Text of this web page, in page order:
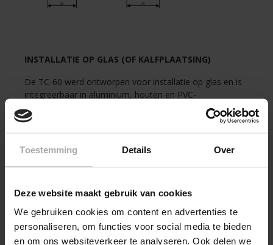
Toestemming Details Over
Deze website maakt gebruik van cookies
We gebruiken cookies om content en advertenties te
personaliseren, om functies voor social media te bieden
en om ons websiteverkeer te analyseren. Ook delen we
INSTALLATIE OP GLAS (OF KALFPLAATSING)
De TC-60 werd ontworpen voor installatie op glas en is
integreerbaar in aluminium, houten en PVC-
raamkozijnen, telkens voor glasdiktes van 20, 24 of 28
mm. De TC-60 kan optioneel ook via kalfplaatsing
kalfprofielen.
THERMISCH ONDERBROKEN
Geen koude-overdracht van buiten naar binnen.